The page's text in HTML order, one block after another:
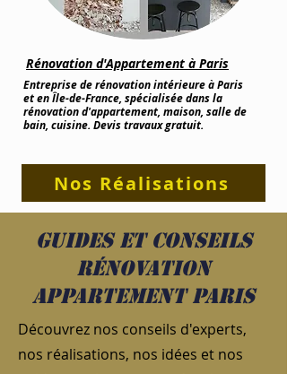
Rénovation d'Appartement à Paris
Entreprise de rénovation intérieure à Paris
et en Île-de-France, spécialisée dans la
rénovation d'appartement, maison, salle de
bain, cuisine. Devis travaux gratuit.
Nos Réalisations
Guides et conseils
rénovation
appartement Paris
Découvrez nos conseils d'experts,
nos réalisations, nos idées et nos